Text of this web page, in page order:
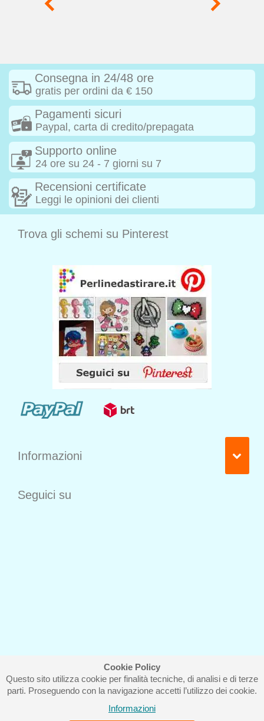
Cookie Policy
Questo sito utilizza cookie per finalità tecniche, di analisi e di terze
parti. Proseguendo con la navigazione accetti l’utilizzo dei cookie.
Informazioni
Consegna in 24/48 ore
gratis per ordini da € 150
Pagamenti sicuri
Paypal, carta di credito/prepagata
Supporto online
24 ore su 24 - 7 giorni su 7
Recensioni certificate
Leggi le opinioni dei clienti
Trova gli schemi su Pinterest
Informazioni
Seguici su
Iscriviti alla nostra newsletter